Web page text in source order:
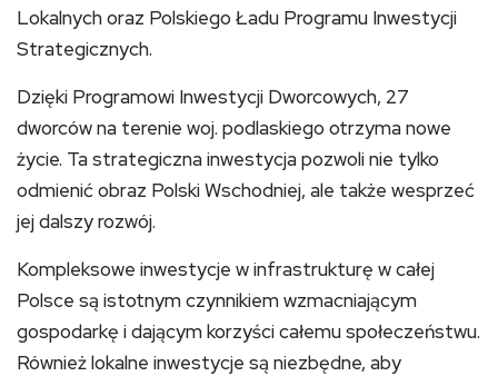
Lokalnych oraz Polskiego Ładu Programu Inwestycji
Strategicznych.
Dzięki Programowi Inwestycji Dworcowych, 27
dworców na terenie woj. podlaskiego otrzyma nowe
życie. Ta strategiczna inwestycja pozwoli nie tylko
odmienić obraz Polski Wschodniej, ale także wesprzeć
jej dalszy rozwój.
Kompleksowe inwestycje w infrastrukturę w całej
Polsce są istotnym czynnikiem wzmacniającym
gospodarkę i dającym korzyści całemu społeczeństwu.
Również lokalne inwestycje są niezbędne, aby